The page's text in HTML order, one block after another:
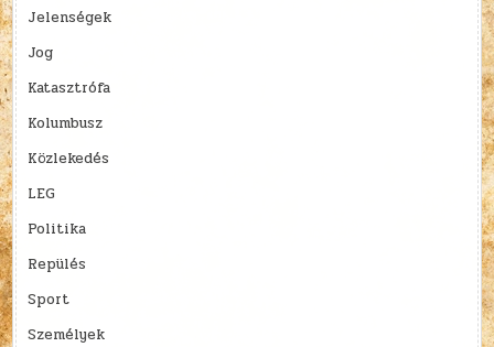
Jelenségek
Jog
Katasztrófa
Kolumbusz
Közlekedés
LEG
Politika
Repülés
Sport
Személyek